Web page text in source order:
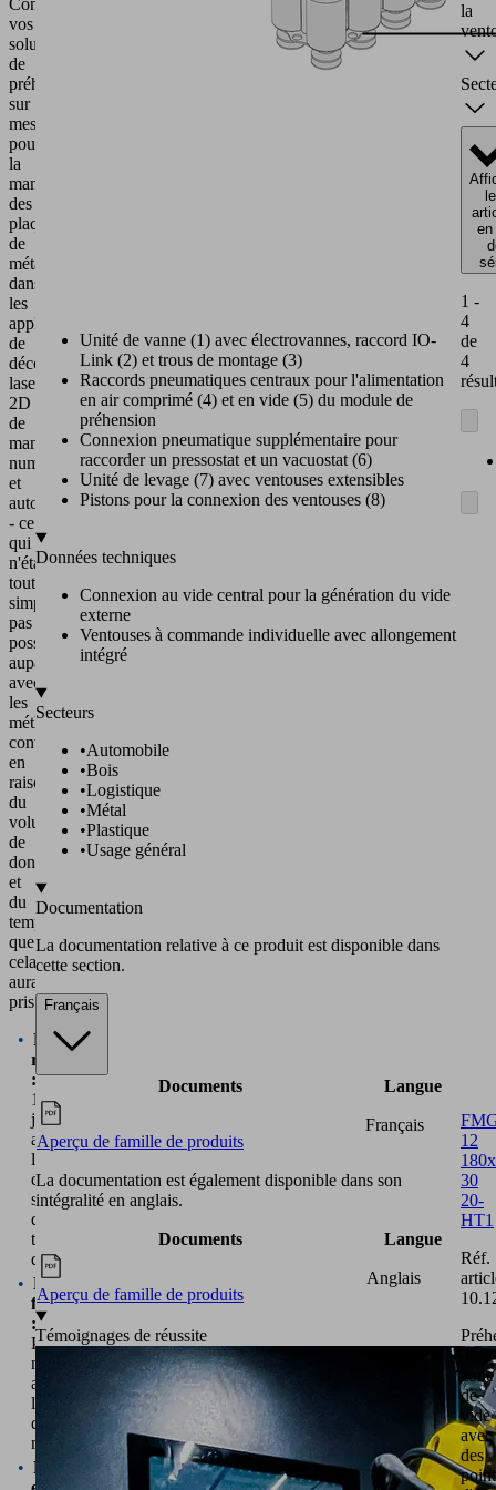
Concevez
vos
solutions
de
préhension
sur
mesure
pour
la
manipulation
des
plaques
de
métal
dans
les
applications
de
découpe
laser
2D
de
manière
numérique
et
automatique
- ce
qui
n'était
tout
simplement
pas
possible
auparavant
avec
les
méthodes
conventionnelles
en
raison
du
volume
de
données
et
du
temps
que
cela
aurait
pris.
Plus
rapide
:
1
jour
au
lieu
d'une
semaine
de
temps
d'ingénierie
Plus
fiable
:
Précision
numérique
au
lieu
d'estimations
manuelles
Plus
Unité de vanne (1) avec électrovannes, raccord IO-
Link (2) et trous de montage (3)
Raccords pneumatiques centraux pour l'alimentation
en air comprimé (4) et en vide (5) du module de
préhension
Connexion pneumatique supplémentaire pour
raccorder un pressostat et un vacuostat (6)
Unité de levage (7) avec ventouses extensibles
Pistons pour la connexion des ventouses (8)
Données techniques
Connexion au vide central pour la génération du vide
externe
Ventouses à commande individuelle avec allongement
intégré
Secteurs
•Automobile
•Bois
•Logistique
•Métal
•Plastique
•Usage général
Documentation
La documentation relative à ce produit est disponible dans
cette section.
Français
Documents Langue
Aperçu de famille de produits
Français
La documentation est également disponible dans son
intégralité en anglais.
Documents Langue
Aperçu de famille de produits
Anglais
Témoignages de réussite
la
en
1 -
4
de
4
12
30
20-
HT1
Réf.
zone
de
vide
avec
des